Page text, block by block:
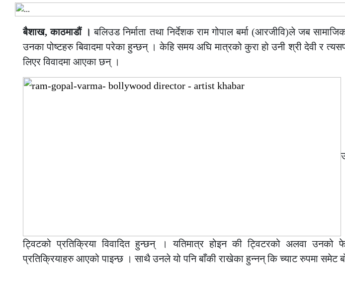
बैशाख, काठमाडौं । बलिउड निर्माता तथा निर्देशक राम गोपाल बर्मा (आरजीवि)ले जब
उनका पोष्टहरु बिवादमा परेका हुन्छन् । केहि समय अघि मात्रको कुरा हो उनी श्री देवी र
लिएर विवादमा आएका छन् ।
ट्विटको प्रतिक्रिया विवादित हुन्छन् । यतिमात्र होइन की ट्विटरको अलवा उनको
प्रतिक्रियाहरु आएको पाइन्छ । साथै उनले यो पनि बाँकी राखेका हुन्नन् कि च्याट रुपमा समेट